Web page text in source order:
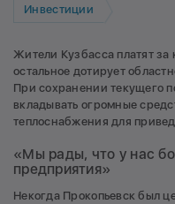
Инвестиции
Жители Кузбасса платят за
остальное дотирует
При сохранении текущего
вкладывать огромные
теплоснабжения для
«Мы рады, что у нас
предприятия»
Некогда Прокопьевск был